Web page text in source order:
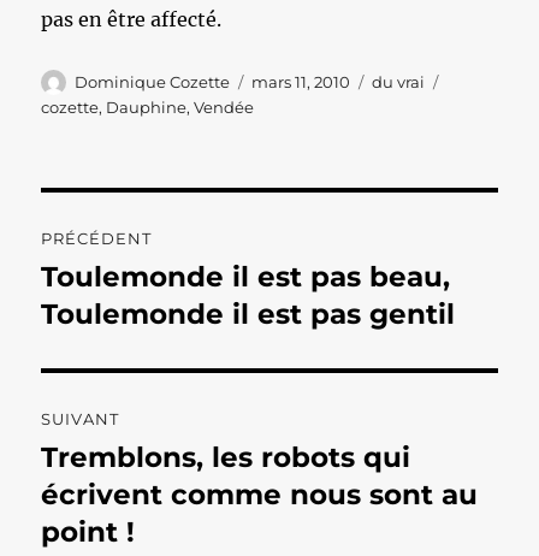
pas en être affecté.
Auteur
Dominique Cozette
Publié
le
mars 11, 2010 Catégories
du vrai
cozette, Dauphine,Vendée
de
l’article
PRÉCÉDENT
Publication
précédente :
Toulemonde il est pas beau,
Toulemonde il est pas gentil
SUIVANT
Publication
suivante :
Tremblons, les robots qui
écrivent comme nous sont au
point !